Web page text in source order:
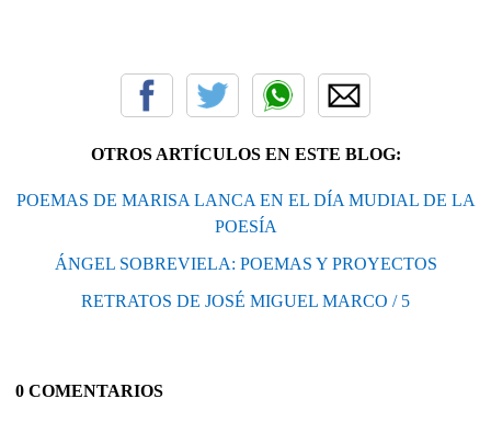
OTROS ARTÍCULOS EN ESTE BLOG:
POEMAS DE MARISA LANCA EN EL DÍA MUDIAL DE LA
POESÍA
ÁNGEL SOBREVIELA: POEMAS Y PROYECTOS
RETRATOS DE JOSÉ MIGUEL MARCO / 5
0 COMENTARIOS